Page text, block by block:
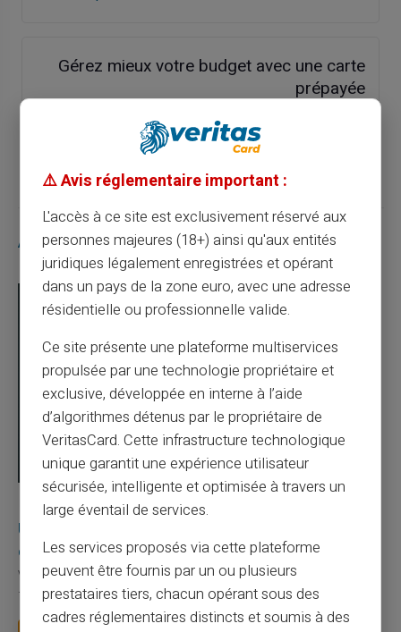
Gérez mieux votre budget avec une carte
prépayée
Articles similaires
03/08/2026 Veritas
Une carte bancaire gratuite sans compte, ça
existe ?
Vous avez tapé cette recherche parce que votre banque vous
facture 50 € par an pour une carte que vo...
⚠️ Avis réglementaire important :
L'accès à ce site est exclusivement réservé aux
personnes majeures (18+) ainsi qu'aux entités
juridiques légalement enregistrées et opérant
dans un pays de la zone euro, avec une adresse
résidentielle ou professionnelle valide.
Ce site présente une plateforme multiservices
propulsée par une technologie propriétaire et
exclusive, développée en interne à l’aide
d’algorithmes détenus par le propriétaire de
VeritasCard. Cette infrastructure technologique
unique garantit une expérience utilisateur
sécurisée, intelligente et optimisée à travers un
large éventail de services.
Les services proposés via cette plateforme
peuvent être fournis par un ou plusieurs
prestataires tiers, chacun opérant sous des
cadres réglementaires distincts et soumis à des